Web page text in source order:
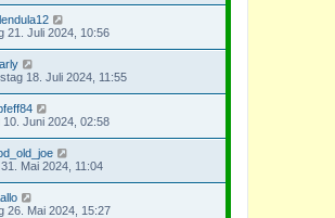
21. Juli 2024, 10:56
18. Juli 2024, 11:55
10. Juni 2024, 02:58
Mai 2024, 11:04
26. Mai 2024, 15:27